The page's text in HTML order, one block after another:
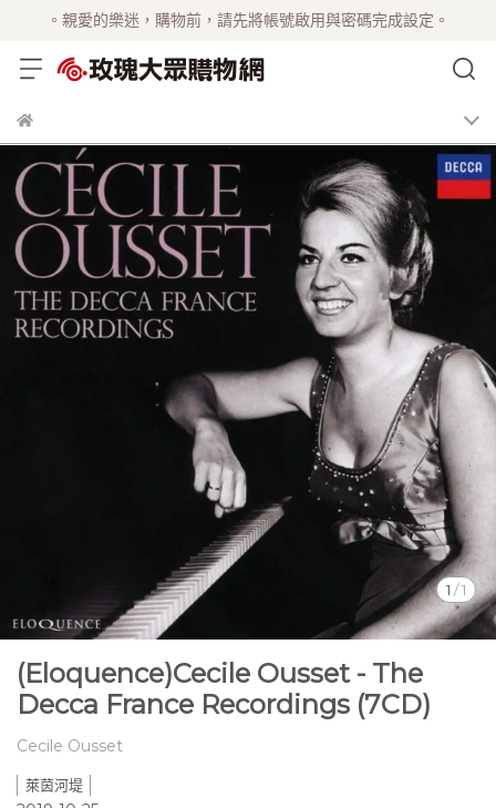
。親愛的樂迷，購物前，請先將帳號啟用與密碼完成設定。
1 /1
(Eloquence)Cecile Ousset - The
Decca France Recordings (7CD)
Cecile Ousset
萊茵河堤